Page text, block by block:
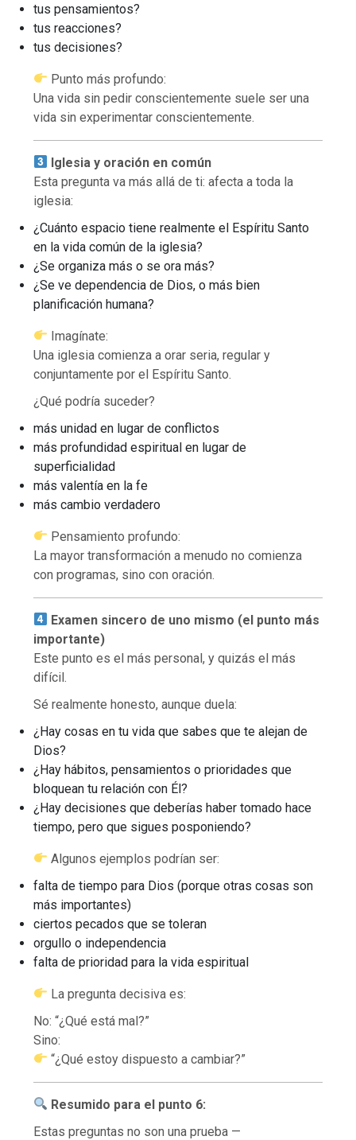
tus pensamientos?
tus reacciones?
tus decisiones?
Punto más profundo:
Una vida sin pedir conscientemente suele ser una
vida sin experimentar conscientemente.
Iglesia y oración en común
Esta pregunta va más allá de ti: afecta a toda la
iglesia:
¿Cuánto espacio tiene realmente el Espíritu Santo
en la vida común de la iglesia?
¿Se organiza más o se ora más?
¿Se ve dependencia de Dios, o más bien
planificación humana?
Imagínate:
Una iglesia comienza a orar seria, regular y
conjuntamente por el Espíritu Santo.
¿Qué podría suceder?
más unidad en lugar de conflictos
más profundidad espiritual en lugar de
superficialidad
más valentía en la fe
más cambio verdadero
Pensamiento profundo:
La mayor transformación a menudo no comienza
con programas, sino con oración.
Examen sincero de uno mismo (el punto más
importante)
Este punto es el más personal, y quizás el más
difícil.
Sé realmente honesto, aunque duela:
¿Hay cosas en tu vida que sabes que te alejan de
Dios?
¿Hay hábitos, pensamientos o prioridades que
bloquean tu relación con Él?
¿Hay decisiones que deberías haber tomado hace
tiempo, pero que sigues posponiendo?
Algunos ejemplos podrían ser:
falta de tiempo para Dios (porque otras cosas son
más importantes)
ciertos pecados que se toleran
orgullo o independencia
falta de prioridad para la vida espiritual
La pregunta decisiva es:
No: “¿Qué está mal?”
Sino:
“¿Qué estoy dispuesto a cambiar?”
Resumido para el punto 6:
Estas preguntas no son una prueba —